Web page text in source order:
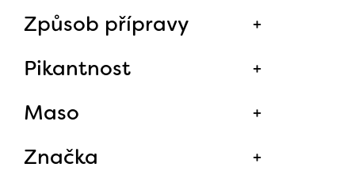
Způsob přípravy
Pikantnost
Maso
Značka